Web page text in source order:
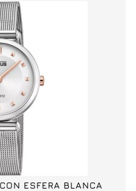
ESFERA BLANCA